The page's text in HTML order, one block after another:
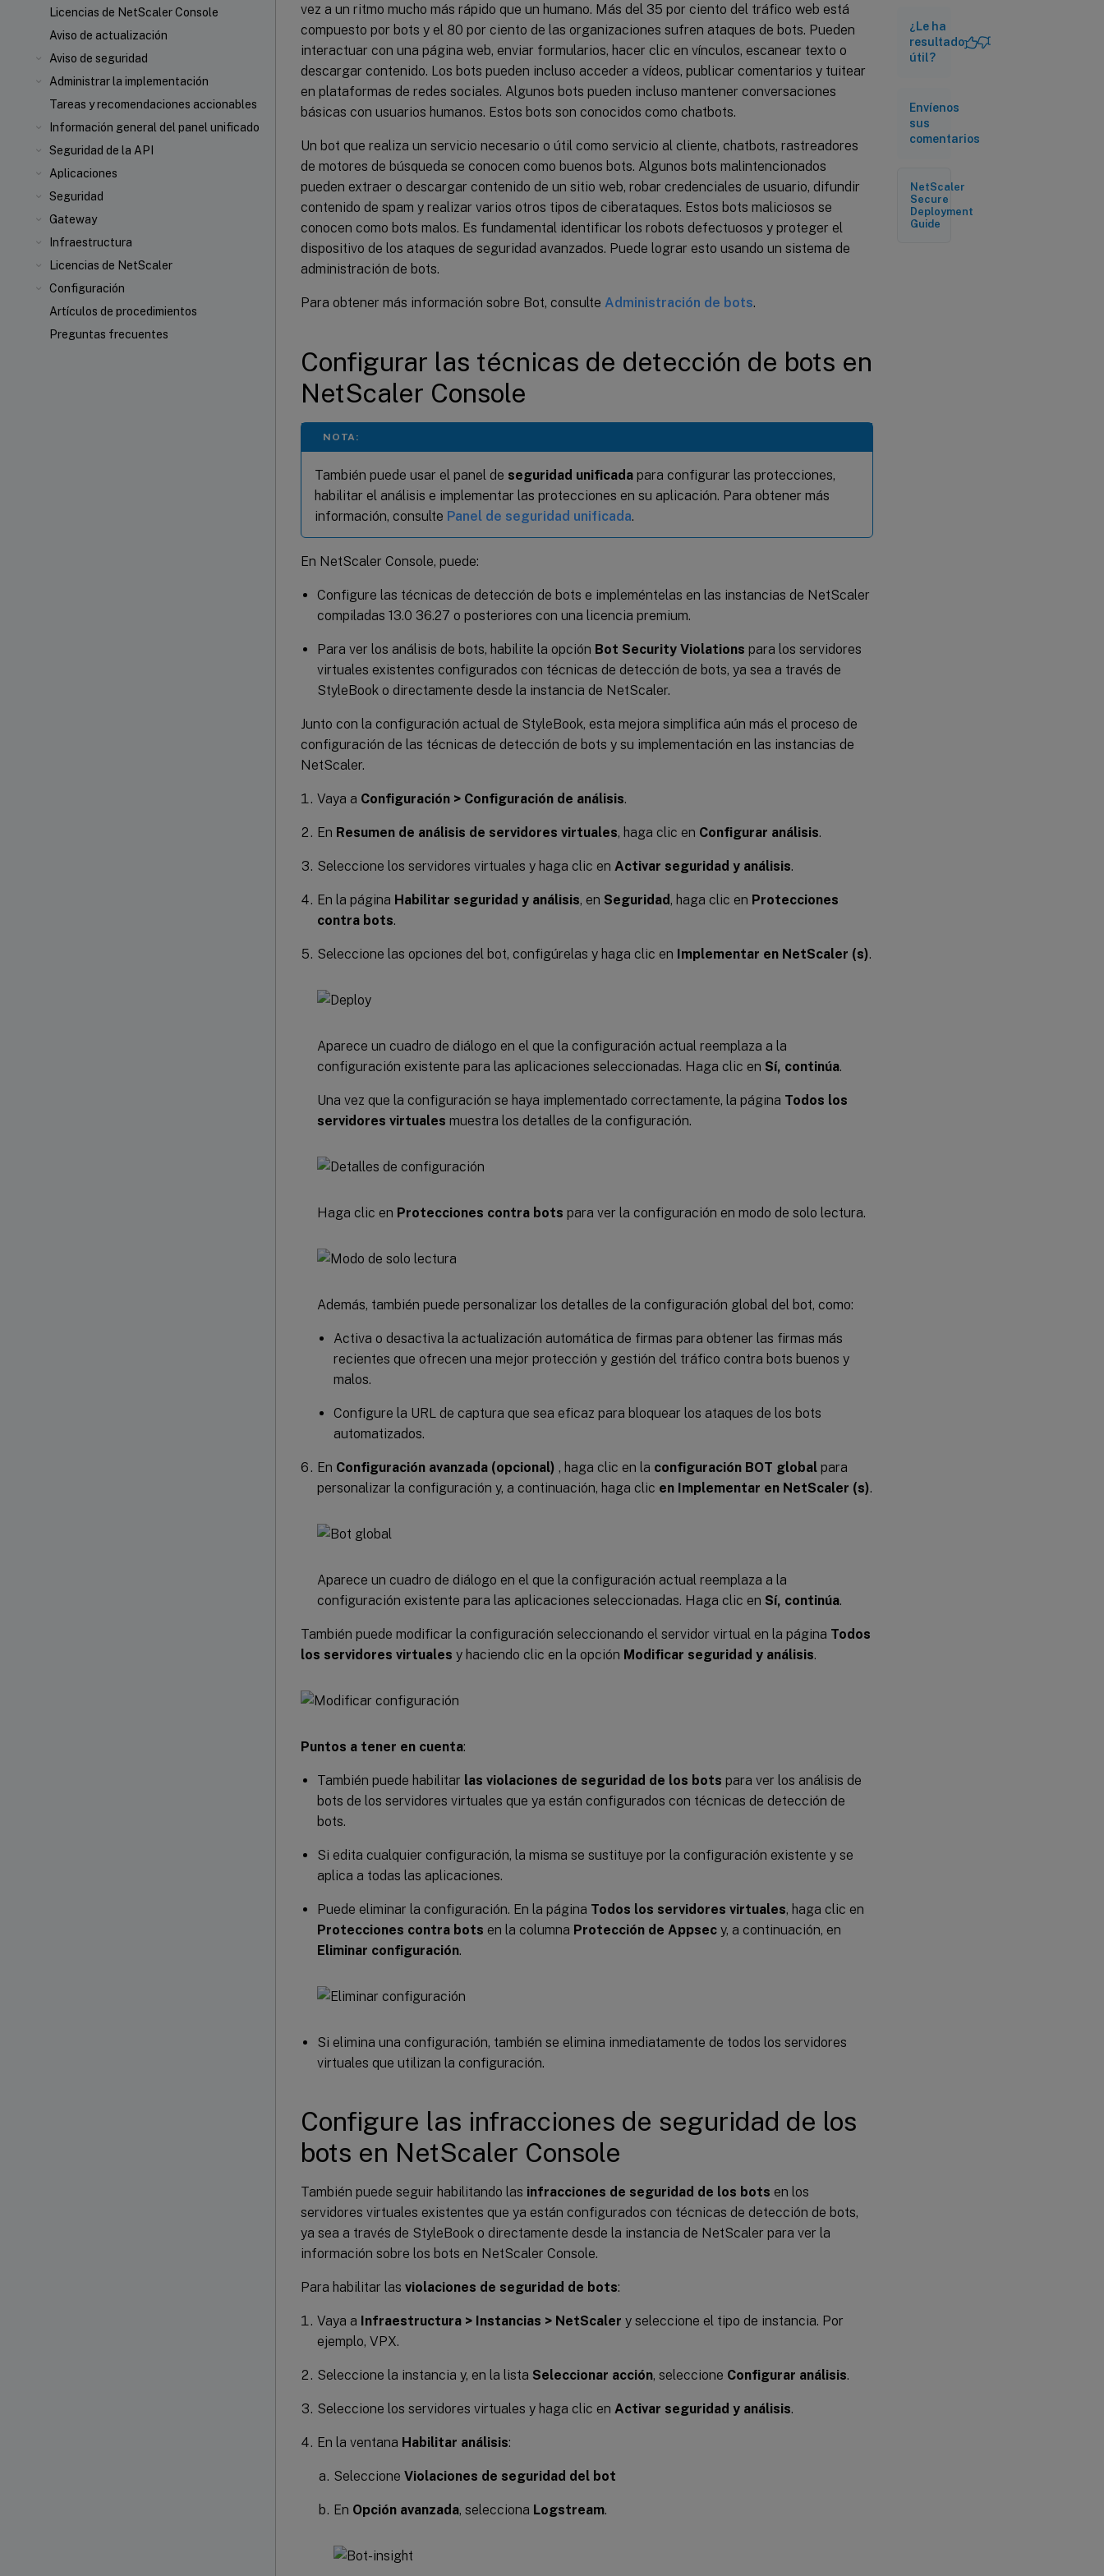
Licencias de NetScaler Console
Aviso de actualización
Aviso de seguridad
Administrar la implementación
Tareas y recomendaciones accionables
Información general del panel unificado
Seguridad de la API
Aplicaciones
Seguridad
Gateway
Infraestructura
Licencias de NetScaler
Configuración
Artículos de procedimientos
Preguntas frecuentes
vez a un ritmo mucho más rápido que un humano. Más del 35 por ciento del tráfico web está
compuesto por bots y el 80 por ciento de las organizaciones sufren ataques de bots. Pueden
interactuar con una página web, enviar formularios, hacer clic en vínculos, escanear texto o
descargar contenido. Los bots pueden incluso acceder a vídeos, publicar comentarios y tuitear
en plataformas de redes sociales. Algunos bots pueden incluso mantener conversaciones
básicas con usuarios humanos. Estos bots son conocidos como chatbots.
Un bot que realiza un servicio necesario o útil como servicio al cliente, chatbots, rastreadores
de motores de búsqueda se conocen como buenos bots. Algunos bots malintencionados
pueden extraer o descargar contenido de un sitio web, robar credenciales de usuario, difundir
contenido de spam y realizar varios otros tipos de ciberataques. Estos bots maliciosos se
conocen como bots malos. Es fundamental identificar los robots defectuosos y proteger el
dispositivo de los ataques de seguridad avanzados. Puede lograr esto usando un sistema de
administración de bots.
Para obtener más información sobre Bot, consulte Administración de bots.
Configurar las técnicas de detección de bots en
NetScaler Console
NOTA:
También puede usar el panel de seguridad unificada para configurar las protecciones,
habilitar el análisis e implementar las protecciones en su aplicación. Para obtener más
información, consulte Panel de seguridad unificada.
En NetScaler Console, puede:
Configure las técnicas de detección de bots e impleméntelas en las instancias de NetScaler
compiladas 13.0 36.27 o posteriores con una licencia premium.
Para ver los análisis de bots, habilite la opción Bot Security Violations para los servidores
virtuales existentes configurados con técnicas de detección de bots, ya sea a través de
StyleBook o directamente desde la instancia de NetScaler.
Junto con la configuración actual de StyleBook, esta mejora simplifica aún más el proceso de
configuración de las técnicas de detección de bots y su implementación en las instancias de
NetScaler.
Vaya a Configuración > Configuración de análisis.
En Resumen de análisis de servidores virtuales, haga clic en Configurar análisis.
Seleccione los servidores virtuales y haga clic en Activar seguridad y análisis.
En la página Habilitar seguridad y análisis, en Seguridad , haga clic en Protecciones
contra bots.
Seleccione las opciones del bot, configúrelas y haga clic en Implementar en NetScaler (s).
Aparece un cuadro de diálogo en el que la configuración actual reemplaza a la
configuración existente para las aplicaciones seleccionadas. Haga clic en Sí, continúa.
Una vez que la configuración se haya implementado correctamente, la página Todos los
servidores virtuales muestra los detalles de la configuración.
Haga clic en Protecciones contra bots para ver la configuración en modo de solo lectura.
Además, también puede personalizar los detalles de la configuración global del bot, como:
Activa o desactiva la actualización automática de firmas para obtener las firmas más
recientes que ofrecen una mejor protección y gestión del tráfico contra bots buenos y
malos.
Configure la URL de captura que sea eficaz para bloquear los ataques de los bots
automatizados.
En Configuración avanzada (opcional) , haga clic en la configuración BOT global para
personalizar la configuración y, a continuación, haga clic en Implementar en NetScaler (s).
Aparece un cuadro de diálogo en el que la configuración actual reemplaza a la
configuración existente para las aplicaciones seleccionadas. Haga clic en Sí, continúa.
También puede modificar la configuración seleccionando el servidor virtual en la página Todos
los servidores virtuales y haciendo clic en la opción Modificar seguridad y análisis.
Puntos a tener en cuenta:
También puede habilitar las violaciones de seguridad de los bots para ver los análisis de
bots de los servidores virtuales que ya están configurados con técnicas de detección de
bots.
Si edita cualquier configuración, la misma se sustituye por la configuración existente y se
aplica a todas las aplicaciones.
Puede eliminar la configuración. En la página Todos los servidores virtuales, haga clic en
Protecciones contra bots en la columna Protección de Appsec y, a continuación, en
Eliminar configuración.
Si elimina una configuración, también se elimina inmediatamente de todos los servidores
virtuales que utilizan la configuración.
Configure las infracciones de seguridad de los
bots en NetScaler Console
También puede seguir habilitando las infracciones de seguridad de los bots en los
servidores virtuales existentes que ya están configurados con técnicas de detección de bots,
ya sea a través de StyleBook o directamente desde la instancia de NetScaler para ver la
información sobre los bots en NetScaler Console.
Para habilitar las violaciones de seguridad de bots:
Vaya a Infraestructura > Instancias > NetScaler y seleccione el tipo de instancia. Por
ejemplo, VPX.
Seleccione la instancia y, en la lista Seleccionar acción, seleccione Configurar análisis.
Seleccione los servidores virtuales y haga clic en Activar seguridad y análisis.
En la ventana Habilitar análisis:
Seleccione Violaciones de seguridad del bot
En Opción avanzada, selecciona Logstream.
las
infracciones
de
NetScaler
Console
¿Le ha
resultado
útil?
Envíenos
sus
comentarios
NetScaler
Secure
Deployment
Guide